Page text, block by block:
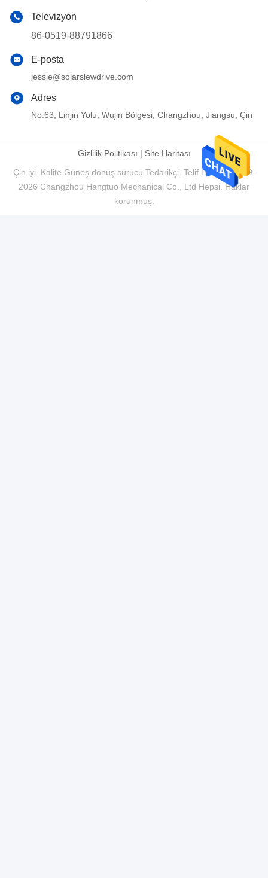
Televizyon
86-0519-88791866
E-posta
jessie@solarslewdrive.com
Adres
No.63, Linjin Yolu, Wujin Bölgesi, Changzhou, Jiangsu, Çin
Gizlilik Politikası | Site Haritası
Çin iyi. Kalite Güneş dönüş sürücü Tedarikçi. Telif Hakkı © 2019-
2026 Changzhou Hangtuo Mechanical Co., Ltd Hepsi. Haklar
korunmuş.